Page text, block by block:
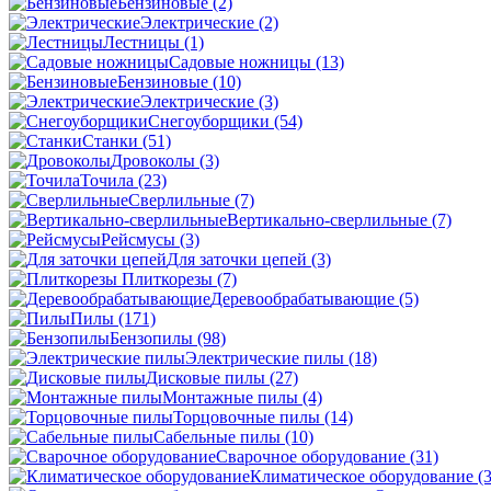
Электрические (2)
Лестницы (1)
Садовые ножницы (13)
Бензиновые (10)
Электрические (3)
Снегоуборщики (54)
Станки (51)
Дровоколы (3)
Точила (23)
Сверлильные (7)
Вертикально-сверлильные (7)
Рейсмусы (3)
Для заточки цепей (3)
Плиткорезы (7)
Деревообрабатывающие (5)
Пилы (171)
Бензопилы (98)
Электрические пилы (18)
Дисковые пилы (27)
Монтажные пилы (4)
Торцовочные пилы (14)
Сабельные пилы (10)
Сварочное оборудование (31)
Климатическое оборудование